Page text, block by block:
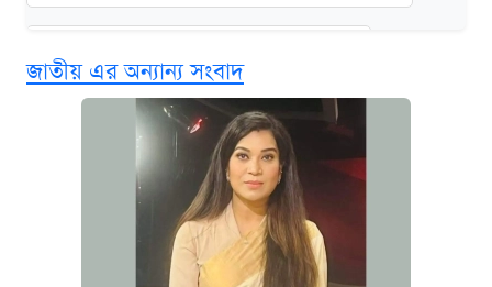
‘গুলশানের চামেলি’ তে যৌনকর্মীর দালাল অ্যাডলফ
আজ শুক্রবার রাজধানীর যেসব মার্কেট-দোকানপাট
জাতীয় এর অন্যান্য সংবাদ